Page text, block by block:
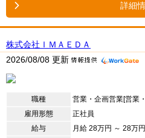
詳細
株式会社ＩＭＡＥＤＡ
2026/08/08 更新
職種
営業・企画営業[営業
雇用形態
正社員
給与
月給 28万円 ～ 28万円